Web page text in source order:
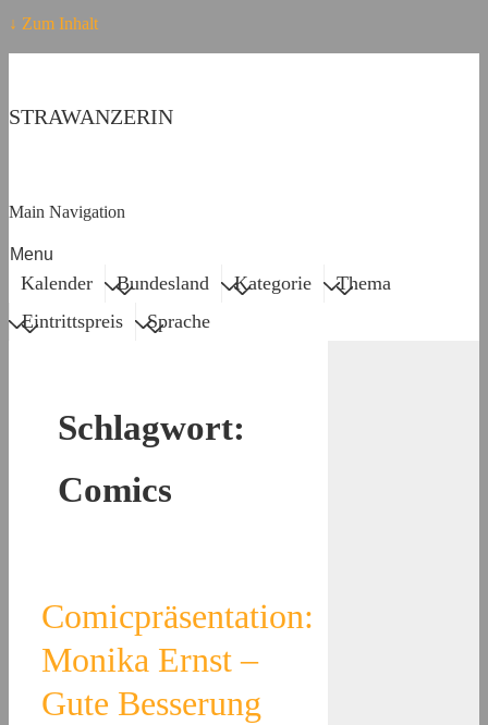
↓ Zum Inhalt
STRAWANZERIN
Main Navigation
Menu
Kalender Bundesland Kategorie
Thema
Eintrittspreis
Sprache
Schlagwort:
Comics
Comicpräsentation:
Monika Ernst –
Gute Besserung